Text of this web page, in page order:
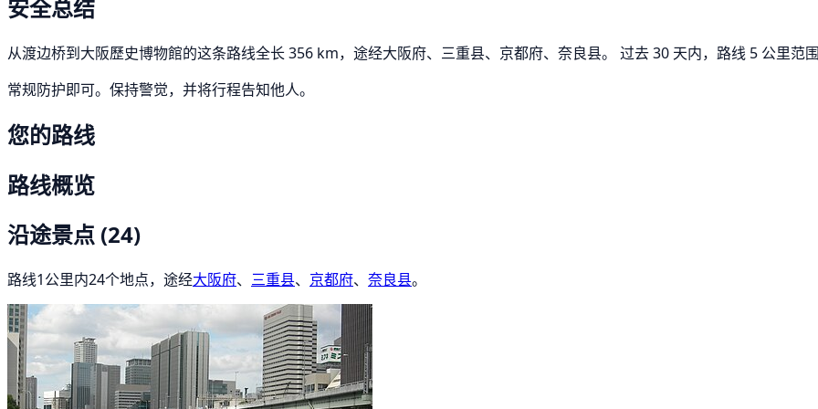
安全总结
从渡边桥到大阪歷史博物館的这条路线全长 356 km，途经大阪府、三重县、京都府、奈良县。 过去 30 天内，路线 5 公里范
常规防护即可。保持警觉，并将行程告知他人。
您的路线
路线概览
沿途景点 (24)
路线1公里内24个地点，途经大阪府、 三重县、 京都府、 奈良县。